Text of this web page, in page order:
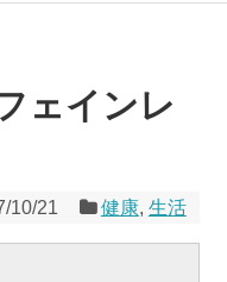
ェインレ
10/21 健康, 生活